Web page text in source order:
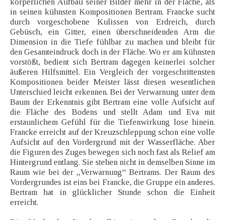
körperlichen Aufbau seiner Bilder mehr in der Fläche, als
in seinen kühnsten Kompositionen Bertram. Francke sucht
durch vorgeschobene Kulissen von Erdreich, durch
Gebüsch, ein Gitter, einen überschneidenden Arm die
Dimension in die Tiefe fühlbar zu machen und bleibt für
den Gesamteindruck doch in der Fläche. Wo er am kühnsten
vorstößt, bedient sich Bertram dagegen keinerlei solcher
äußeren Hilfsmittel. Ein Vergleich der vorgeschrittensten
Kompositionen beider Meister lässt diesen wesentlichen
Unterschied leicht erkennen. Bei der Verwarnung unter dem
Baum der Erkenntnis gibt Bertram eine volle Aufsicht auf
die Fläche des Bodens und stellt Adam und Eva mit
erstaunlichem Gefühl für die Tiefenwirkung lose hinein.
Francke erreicht auf der Kreuzschleppung schon eine volle
Aufsicht auf den Vordergrund mit der Wasserfläche. Aber
die Figuren des Zuges bewegen sich noch fast als Relief am
Hintergrund entlang. Sie stehen nicht in demselben Sinne im
Raum wie bei der „Verwarnung“ Bertrams. Der Raum des
Vordergrundes ist eins bei Francke, die Gruppe ein anderes.
Bertram hat in glücklicher Stunde schon die Einheit
erreicht.